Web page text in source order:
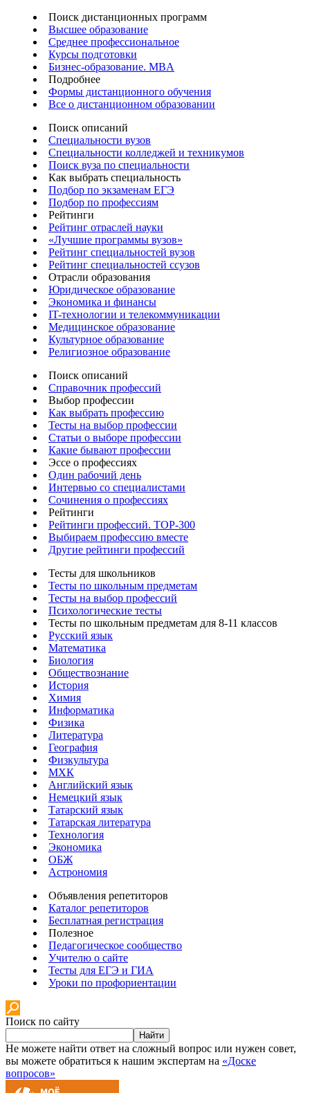
Поиск дистанционных программ
Высшее образование
Среднее профессиональное
Курсы подготовки
Бизнес-образование. MBA
Подробнее
Формы дистанционного обучения
Все о дистанционном образовании
Поиск описаний
Специальности вузов
Специальности колледжей и техникумов
Поиск вуза по специальности
Как выбрать специальность
Подбор по экзаменам ЕГЭ
Подбор по профессиям
Рейтинги
Рейтинг отраслей науки
«Лучшие программы вузов»
Рейтинг специальностей вузов
Рейтинг специальностей ссузов
Отрасли образования
Юридическое образование
Экономика и финансы
IT-технологии и телекоммуникации
Медицинское образование
Культурное образование
Религиозное образование
Поиск описаний
Справочник профессий
Выбор профессии
Как выбрать профессию
Тесты на выбор профессии
Статьи о выборе профессии
Какие бывают профессии
Эссе о профессиях
Один рабочий день
Интервью со специалистами
Сочинения о профессиях
Рейтинги
Рейтинги профессий. TOP-300
Выбираем профессию вместе
Другие рейтинги профессий
Тесты для школьников
Тесты по школьным предметам
Тесты на выбор профессий
Психологические тесты
Тесты по школьным предметам для 8-11 классов
Русский язык
Математика
Биология
Обществознание
История
Химия
Информатика
Физика
Литература
География
Физкультура
МХК
Английский язык
Немецкий язык
Татарский язык
Татарская литература
Технология
Экономика
ОБЖ
Астрономия
Объявления репетиторов
Каталог репетиторов
Бесплатная регистрация
Полезное
Педагогическое сообщество
Учителю о сайте
Тесты для ЕГЭ и ГИА
Уроки по профориентации
Поиск по сайту
Найти
Не можете найти ответ на сложный вопрос или нужен совет,
вы можете обратиться к нашим экспертам на «Доске
вопросов»